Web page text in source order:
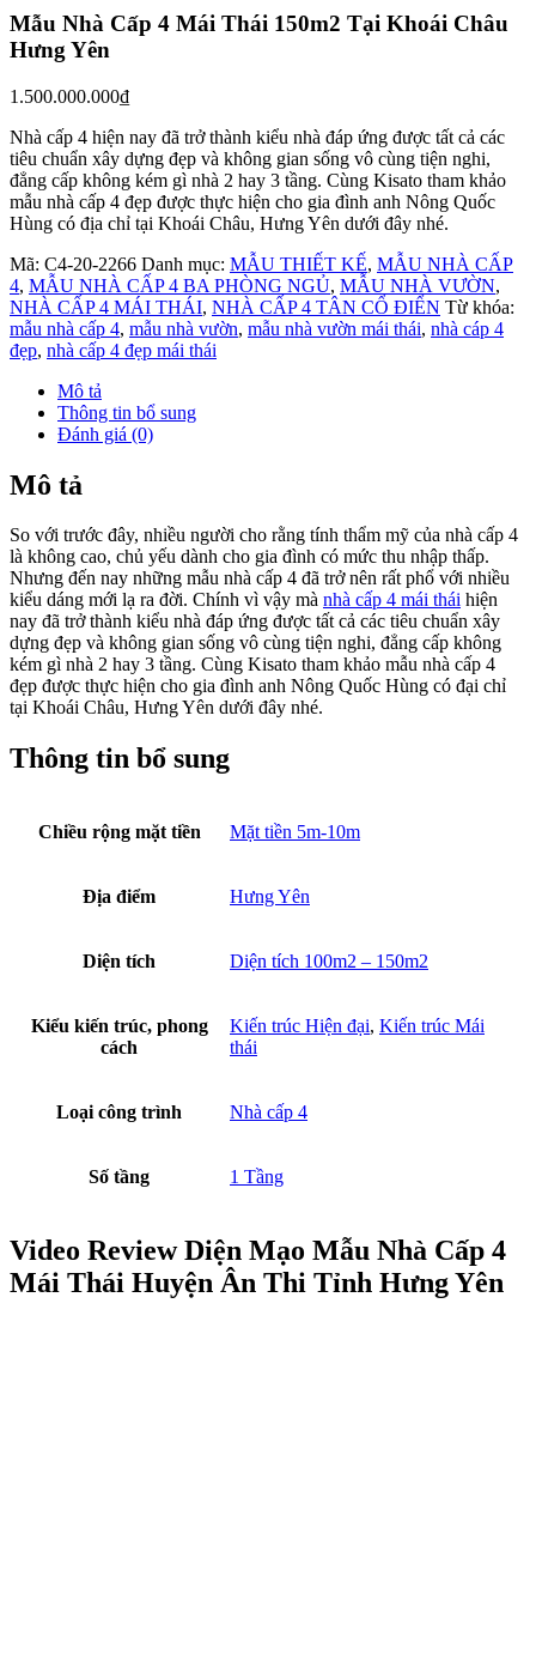
Mẫu Nhà Cấp 4 Mái Thái 150m2 Tại Khoái Châu
Hưng Yên
1.500.000.000₫
Nhà cấp 4 hiện nay đã trở thành kiểu nhà đáp ứng được tất cả các
tiêu chuẩn xây dựng đẹp và không gian sống vô cùng tiện nghi,
đẳng cấp không kém gì nhà 2 hay 3 tầng. Cùng Kisato tham khảo
mẫu nhà cấp 4 đẹp được thực hiện cho gia đình anh Nông Quốc
Hùng có địa chỉ tại Khoái Châu, Hưng Yên dưới đây nhé.
Mã: C4-20-2266 Danh mục: MẪU THIẾT KẾ, MẪU NHÀ CẤP
4, MẪU NHÀ CẤP 4 BA PHÒNG NGỦ, MẪU NHÀ VƯỜN,
NHÀ CẤP 4 MÁI THÁI, NHÀ CẤP 4 TÂN CỔ ĐIỂN Từ khóa:
mẫu nhà cấp 4, mẫu nhà vườn, mẫu nhà vườn mái thái, nhà cáp 4
đẹp, nhà cấp 4 đẹp mái thái
Mô tả
Thông tin bổ sung
Đánh giá (0)
Mô tả
So với trước đây, nhiều người cho rằng tính thẩm mỹ của nhà cấp 4
là không cao, chủ yếu dành cho gia đình có mức thu nhập thấp.
Nhưng đến nay những mẫu nhà cấp 4 đã trở nên rất phổ với nhiều
kiểu dáng mới lạ ra đời. Chính vì vậy mà nhà cấp 4 mái thái hiện
nay đã trở thành kiểu nhà đáp ứng được tất cả các tiêu chuẩn xây
dựng đẹp và không gian sống vô cùng tiện nghi, đẳng cấp không
kém gì nhà 2 hay 3 tầng. Cùng Kisato tham khảo mẫu nhà cấp 4
đẹp được thực hiện cho gia đình anh Nông Quốc Hùng có đại chỉ
tại Khoái Châu, Hưng Yên dưới đây nhé.
Thông tin bổ sung
Chiều rộng mặt tiền Mặt tiền 5m-10m
Địa điểm Hưng Yên
Diện tích Diện tích 100m2 – 150m2
Kiểu kiến trúc, phong
cách
Kiến trúc Hiện đại, Kiến trúc Mái
thái
Loại công trình Nhà cấp 4
Số tầng 1 Tầng
Video Review Diện Mạo Mẫu Nhà Cấp 4
Mái Thái Huyện Ân Thi Tỉnh Hưng Yên